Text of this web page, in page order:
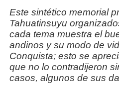
Este sintético memorial
Tahuatinsuyu
cada tema muestra el
andinos y su modo de
Conquista; esto se
que no lo contradijeron
casos, algunos de sus